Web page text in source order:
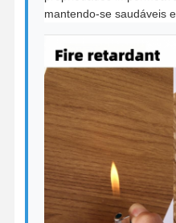
mantendo-se saudáveis